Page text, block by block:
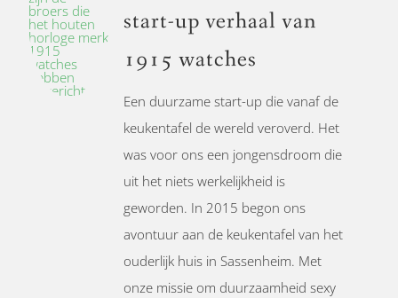
start-up verhaal van
1915 watches
Een duurzame start-up die vanaf de
keukentafel de wereld veroverd. Het
was voor ons een jongensdroom die
uit het niets werkelijkheid is
geworden. In 2015 begon ons
avontuur aan de keukentafel van het
ouderlijk huis in Sassenheim. Met
onze missie om duurzaamheid sexy